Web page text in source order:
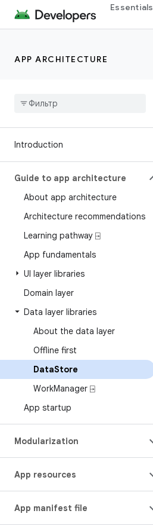
Essentials
APP ARCHITECTURE
Introduction
Guide to app architecture
About app architecture
Architecture recommendations
Learning pathway ⍈
App fundamentals
UI layer libraries
Domain layer
Data layer libraries
About the data layer
Offline first
DataStore
WorkManager ⍈
App startup
Modularization
App resources
App manifest file